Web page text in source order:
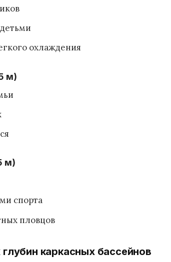
охлаждения
м)
м)
спорта
пловцов
каркасных бассейнов